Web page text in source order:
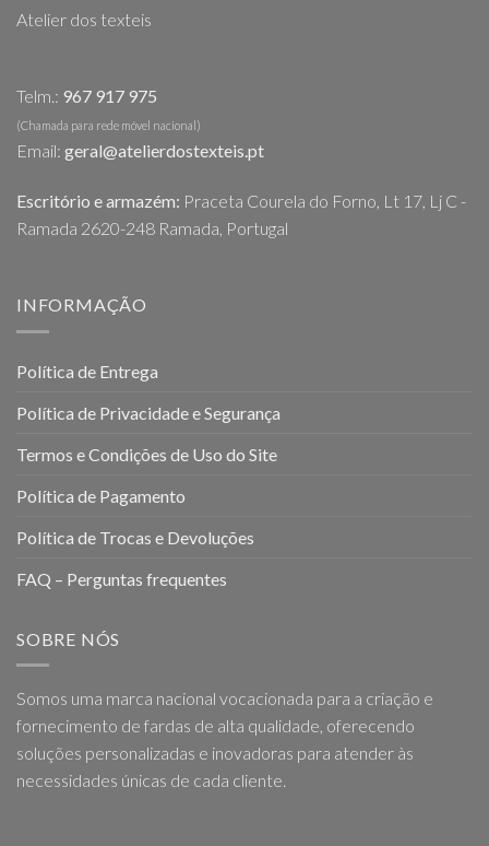
Atelier dos texteis
Telm.: 967 917 975
(Chamada para rede móvel nacional)
Email: geral@atelierdostexteis.pt
Escritório e armazém: Praceta Courela do Forno, Lt 17, Lj C -
Ramada 2620-248 Ramada, Portugal
INFORMAÇÃO
Política de Entrega
Política de Privacidade e Segurança
Termos e Condições de Uso do Site
Política de Pagamento
Política de Trocas e Devoluções
FAQ – Perguntas frequentes
SOBRE NÓS
Somos uma marca nacional vocacionada para a criação e
fornecimento de fardas de alta qualidade, oferecendo
soluções personalizadas e inovadoras para atender às
necessidades únicas de cada cliente.